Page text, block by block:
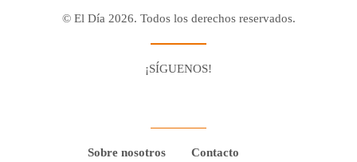
© El Día 2026. Todos los derechos reservados.
¡SÍGUENOS!
Sobre nosotros Contacto